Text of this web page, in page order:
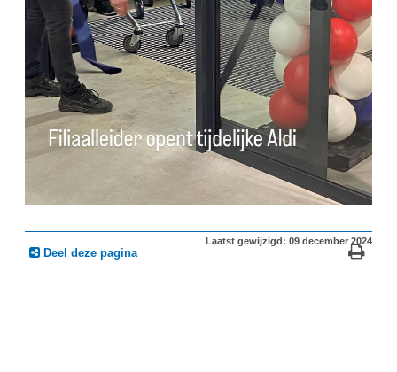
Deel deze pagina
Laatst gewijzigd: 09 december 2024